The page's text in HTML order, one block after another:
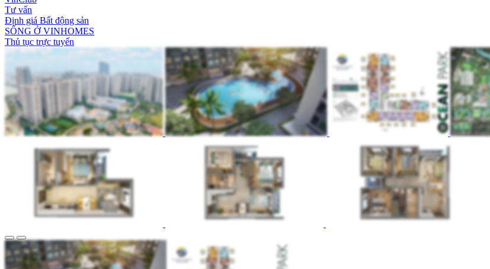
Tư vấn
Định giá Bất động sản
SỐNG Ở VINHOMES
Thủ tục trực tuyến